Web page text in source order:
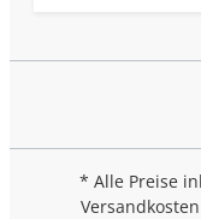
* Alle Preise
Versandkosten